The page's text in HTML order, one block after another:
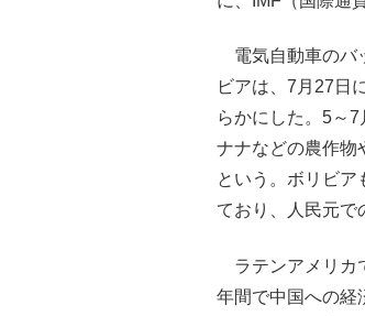
電気自動車のバ
ビアは、7月27日
らかにした。5～
ナナなどの農作物
という。ボリビ
ており、人民元で
ラテンアメリカ
年間で中国への経